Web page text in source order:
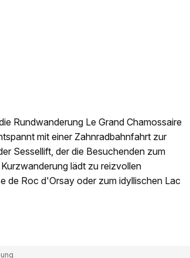
Rundwanderung Le Grand Chamossaire
mit einer Zahnradbahnfahrt zur
Sessellift, der die Besuchenden zum
lädt zu reizvollen
de Roc d'Orsay oder zum idyllischen Lac